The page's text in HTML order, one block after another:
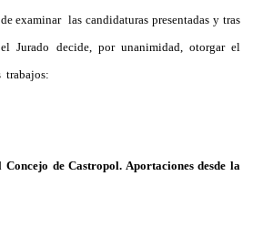
examinar las candidaturas presentadas y tras
Jurado decide, por unanimidad, otorgar el
trabajos:
de Castropol. Aportaciones desde la